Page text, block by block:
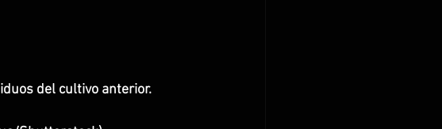
del cultivo anterior.